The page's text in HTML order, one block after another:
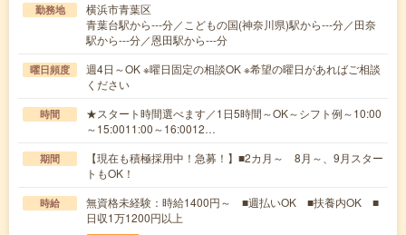
勤務地
横浜市青葉区
青葉台駅から---分／こどもの国(神奈川県)駅から---分／田奈
駅から---分／恩田駅から---分
曜日頻度
週4日～OK ※曜日固定の相談OK ※希望の曜日があればご相談
ください
時間
★スタート時間選べます／1日5時間～OK～シフト例～10:00
～15:0011:00～16:0012…
期間
【現在も積極採用中！急募！】■2カ月～ 8月～、9月スター
トもOK！
時給
無資格未経験：時給1400円～ ■週払いOK ■扶養内OK ■
日収1万1200円以上